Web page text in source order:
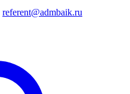
referent@admbaik.ru